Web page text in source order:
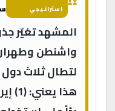
استراتيجي
المشهد تغيّر
واشنطن
لتطال ثلاث دول
هذا